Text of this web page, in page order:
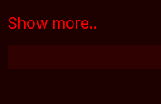
Show more..